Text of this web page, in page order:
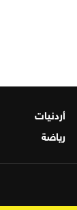
أردنيات
رياضة